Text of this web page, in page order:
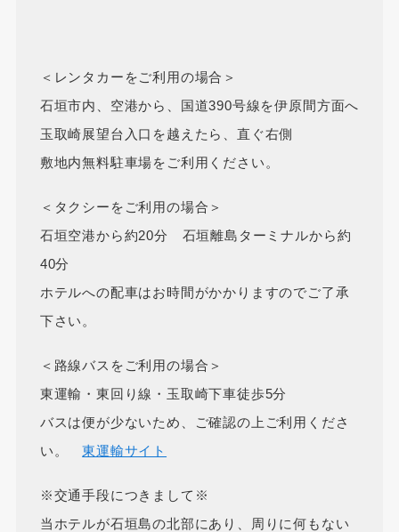
＜レンタカーをご利用の場合＞
石垣市内、空港から、国道390号線を伊原間方面へ
玉取崎展望台入口を越えたら、直ぐ右側
敷地内無料駐車場をご利用ください。
＜タクシーをご利用の場合＞
石垣空港から約20分 石垣離島ターミナルから約
40分
ホテルへの配車はお時間がかかりますのでご了承
下さい。
＜路線バスをご利用の場合＞
東運輸・東回り線・玉取崎下車徒歩5分
バスは便が少ないため、ご確認の上ご利用くださ
い。東運輸サイト
※交通手段につきまして※
当ホテルが石垣島の北部にあり、周りに何もない